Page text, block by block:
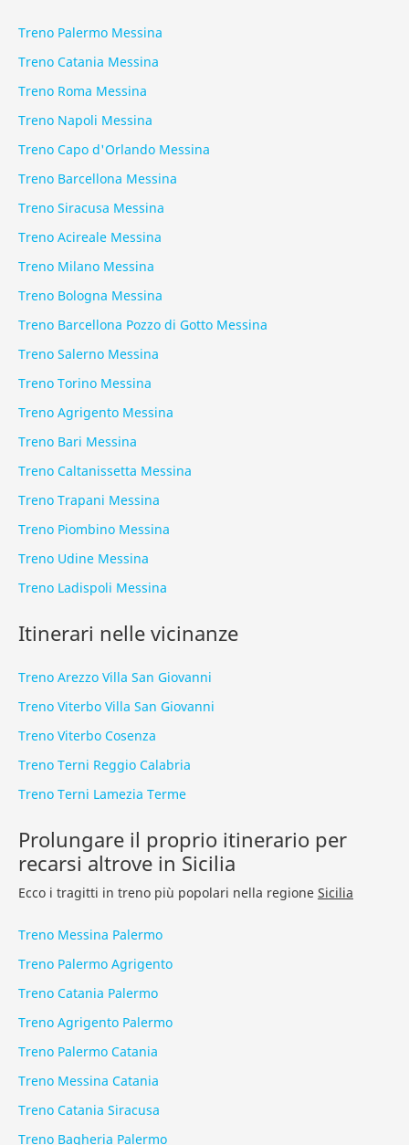
Treno Palermo Messina
Treno Catania Messina
Treno Roma Messina
Treno Napoli Messina
Treno Capo d'Orlando Messina
Treno Barcellona Messina
Treno Siracusa Messina
Treno Acireale Messina
Treno Milano Messina
Treno Bologna Messina
Treno Barcellona Pozzo di Gotto Messina
Treno Salerno Messina
Treno Torino Messina
Treno Agrigento Messina
Treno Bari Messina
Treno Caltanissetta Messina
Treno Trapani Messina
Treno Piombino Messina
Treno Udine Messina
Treno Ladispoli Messina
Itinerari nelle vicinanze
Treno Arezzo Villa San Giovanni
Treno Viterbo Villa San Giovanni
Treno Viterbo Cosenza
Treno Terni Reggio Calabria
Treno Terni Lamezia Terme
Prolungare il proprio itinerario per
recarsi altrove in Sicilia
Ecco i tragitti in treno più popolari nella regione Sicilia
Treno Messina Palermo
Treno Palermo Agrigento
Treno Catania Palermo
Treno Agrigento Palermo
Treno Palermo Catania
Treno Messina Catania
Treno Catania Siracusa
Treno Bagheria Palermo